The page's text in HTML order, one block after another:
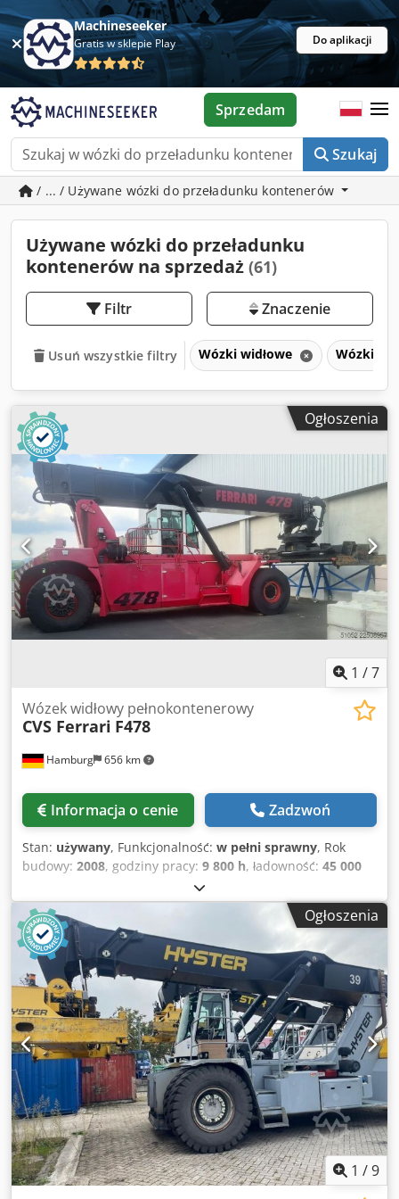
Machineseeker
Gratis w sklepie Play Do aplikacji
Szukaj
Sprzedam
/ ... / Używane wózki do przeładunku kontenerów
Używane wózki do przeładunku
kontenerów na sprzedaż (61)
Filtr Znaczenie
Usuń wszystkie filtry Wózki widłowe Wózki do
Ogłoszenia
1 /7
Hamburg 656 km
Wózek widłowy pełnokontenerowy
CVS Ferrari F478
Informacja o cenie Zadzwoń
Stan: używany, Funkcjonalność: w pełni sprawny, Rok
budowy: 2008, godziny pracy: 9 800 h, ładowność: 45 000
15 100 mm
diesel, moc:257 kW (349,42 KM), masa własna:70 000 kg,
typ napędu:
, Widłowy wózek przeładunkowy do
kontenerów Djdpfxezr Sp So Afmeck Środek ciężkości
ładunku: 1780 Skrzynia biegów: Dana TE32418 Stan:
Gotowy do pracy i w pełni sprawny Stan techniczny: dobry
Opony przednie, rozmiar: 18.00-25 Opony przednie, stan:
60–80% Opony tylne, rozmiar: 18.00-25 Opony tylne, stan:
40–60% EN: centralny system smarowania, klimatyzacja
(automatyczna kontrola klimatu) DE: centralne
smarowanie, elektroniczna klimatyzacja
Ogłoszenia
1 /9